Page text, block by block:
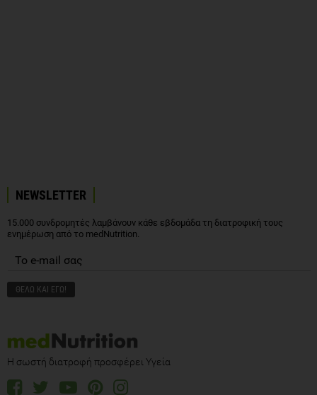
NEWSLETTER
15.000 συνδρομητές λαμβάνουν κάθε εβδομάδα τη διατροφική τους
ενημέρωση από το medNutrition.
Η σωστή διατροφή προσφέρει Υγεία